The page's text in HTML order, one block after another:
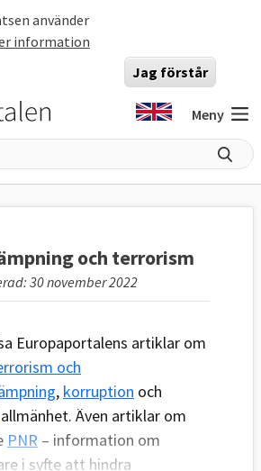
använder
information
Jag förstår
Meny
och terrorism
30 november 2022
Europaportalens artiklar om
och
, korruption och
Även artiklar om
PNR – information om
i syfte att hindra